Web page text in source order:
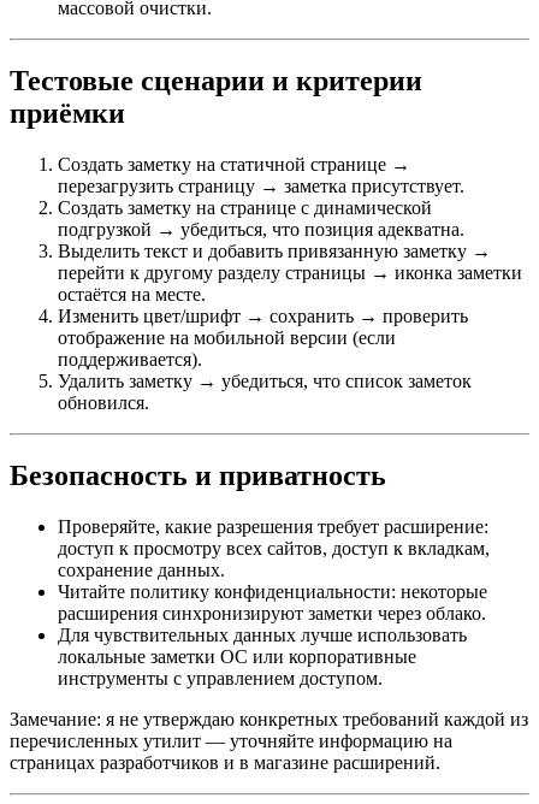
массовой очистки.
Тестовые сценарии и критерии
приёмки
Создать заметку на статичной странице →
перезагрузить страницу → заметка присутствует.
Создать заметку на странице с динамической
подгрузкой → убедиться, что позиция адекватна.
Выделить текст и добавить привязанную заметку →
перейти к другому разделу страницы → иконка заметки
остаётся на месте.
Изменить цвет/шрифт → сохранить → проверить
отображение на мобильной версии (если
поддерживается).
Удалить заметку → убедиться, что список заметок
обновился.
Безопасность и приватность
Проверяйте, какие разрешения требует расширение:
доступ к просмотру всех сайтов, доступ к вкладкам,
сохранение данных.
Читайте политику конфиденциальности: некоторые
расширения синхронизируют заметки через облако.
Для чувствительных данных лучше использовать
локальные заметки ОС или корпоративные
инструменты с управлением доступом.
Замечание: я не утверждаю конкретных требований каждой из
перечисленных утилит — уточняйте информацию на
страницах разработчиков и в магазине расширений.